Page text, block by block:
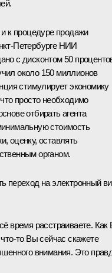
к процедуре продажи
Петербурге НИИ
с дисконтом 50
около 150 миллионов
стимулирует экономику
просто необходимо
отбирать агента
стоимость
оценку, оставлять
органом.
переход на электронный
время расстраиваете. Как
Вы сейчас скажете
внимания. Это